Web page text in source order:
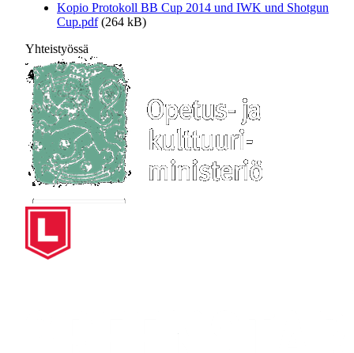
Kopio Protokoll BB Cup 2014 und IWK und Shotgun
Cup.pdf (264 kB)
Yhteistyössä